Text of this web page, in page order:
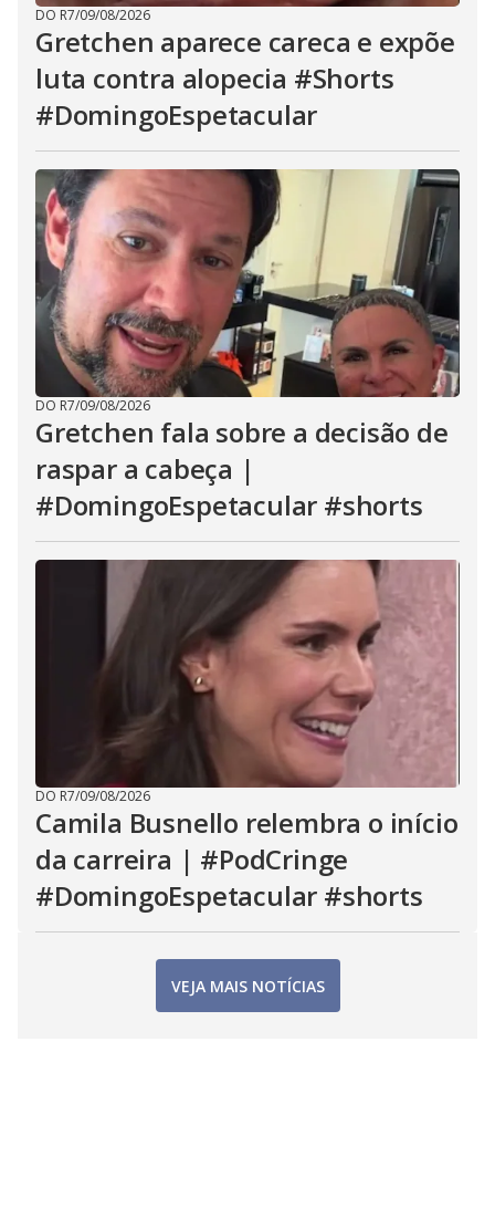
DO R7/09/08/2026
Gretchen aparece careca e expõe
luta contra alopecia #Shorts
#DomingoEspetacular
DO R7/09/08/2026
Gretchen fala sobre a decisão de
raspar a cabeça |
#DomingoEspetacular #shorts
DO R7/09/08/2026
Camila Busnello relembra o início
da carreira | #PodCringe
#DomingoEspetacular #shorts
VEJA MAIS NOTÍCIAS